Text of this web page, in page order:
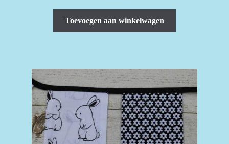
Toevoegen aan winkelwagen